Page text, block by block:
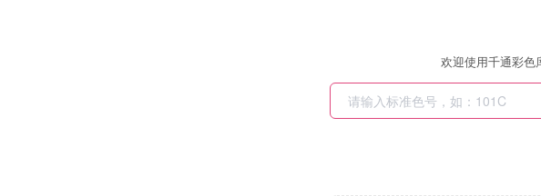
欢迎使用千通彩色